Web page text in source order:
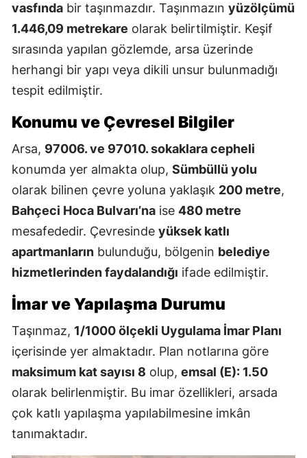
vasfında bir taşınmazdır. Taşınmazın yüzölçümü
1.446,09 metrekare olarak belirtilmiştir. Keşif
sırasında yapılan gözlemde, arsa üzerinde
herhangi bir yapı veya dikili unsur bulunmadığı
tespit edilmiştir.
Konumu ve Çevresel Bilgiler
Arsa, 97006. ve 97010. sokaklara cepheli
konumda yer almakta olup, Sümbüllü yolu
olarak bilinen çevre yoluna yaklaşık 200 metre,
Bahçeci Hoca Bulvarı’na ise 480 metre
mesafededir. Çevresinde yüksek katlı
apartmanların bulunduğu, bölgenin belediye
hizmetlerinden faydalandığı ifade edilmiştir.
İmar ve Yapılaşma Durumu
Taşınmaz, 1/1000 ölçekli Uygulama İmar Planı
içerisinde yer almaktadır. Plan notlarına göre
maksimum kat sayısı 8 olup, emsal (E): 1.50
olarak belirlenmiştir. Bu imar özellikleri, arsada
çok katlı yapılaşma yapılabilmesine imkân
tanımaktadır.